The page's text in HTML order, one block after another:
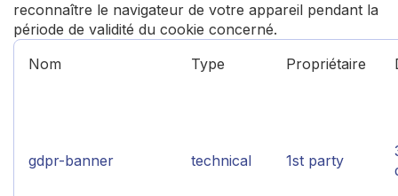
reconnaître le navigateur de votre appareil pendant la
période de validité du cookie concerné.
Nom
Type Propriétaire
gdpr-banner technical 1st party